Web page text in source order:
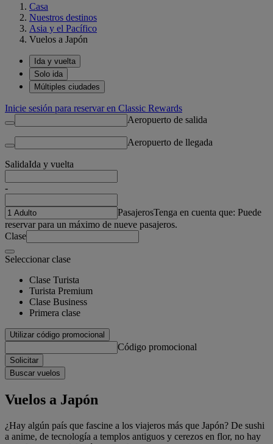
Casa
Nuestros destinos
Asia y el Pacífico
Vuelos a Japón
Ida y vuelta
Solo ida
Múltiples ciudades
Inicie sesión para reservar en Classic Rewards
Aeropuerto de salida
Aeropuerto de llegada
SalidaIda y vuelta
-
PasajerosTenga en cuenta que: Puede
reservar para un máximo de nueve pasajeros.
Clase
Seleccionar clase
Clase Turista
Turista Premium
Clase Business
Primera clase
Utilizar código promocional
Código promocional
Solicitar
Buscar vuelos
Vuelos a Japón
¿Hay algún país que fascine a los viajeros más que Japón? De sushi
a anime, de tecnología a templos antiguos y cerezos en flor, no hay